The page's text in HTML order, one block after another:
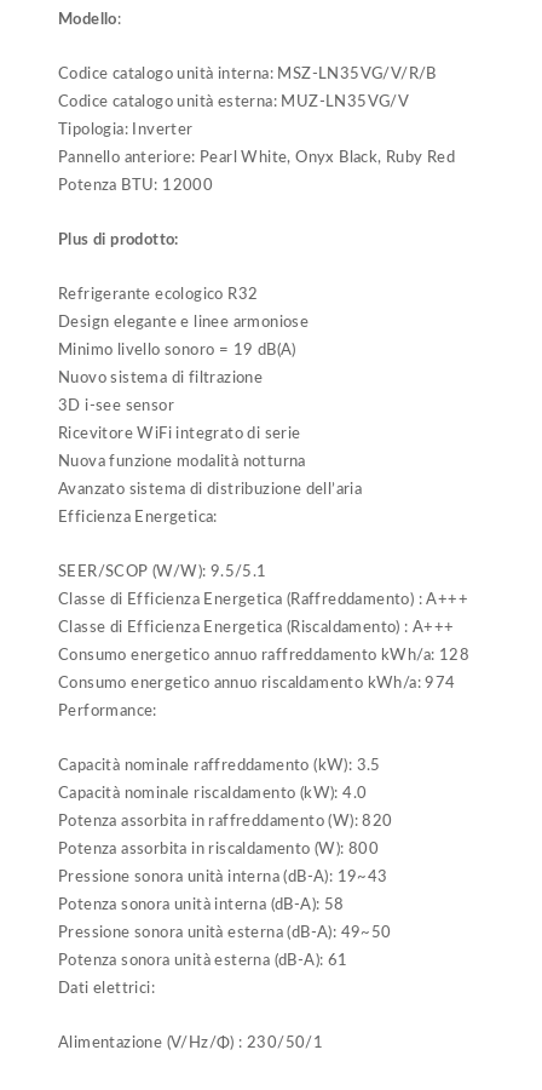
Modello:
Codice catalogo unità interna: MSZ-LN35VG/V/R/B
Codice catalogo unità esterna: MUZ-LN35VG/V
Tipologia: Inverter
Pannello anteriore: Pearl White, Onyx Black, Ruby Red
Potenza BTU: 12000
Plus di prodotto:
Refrigerante ecologico R32
Design elegante e linee armoniose
Minimo livello sonoro = 19 dB(A)
Nuovo sistema di filtrazione
3D i-see sensor
Ricevitore WiFi integrato di serie
Nuova funzione modalità notturna
Avanzato sistema di distribuzione dell’aria
Efficienza Energetica:
SEER/SCOP (W/W): 9.5/5.1
Classe di Efficienza Energetica (Raffreddamento) : A+++
Classe di Efficienza Energetica (Riscaldamento) : A+++
Consumo energetico annuo raffreddamento kWh/a: 128
Consumo energetico annuo riscaldamento kWh/a: 974
Performance:
Capacità nominale raffreddamento (kW): 3.5
Capacità nominale riscaldamento (kW): 4.0
Potenza assorbita in raffreddamento (W): 820
Potenza assorbita in riscaldamento (W): 800
Pressione sonora unità interna (dB-A): 19~43
Potenza sonora unità interna (dB-A): 58
Pressione sonora unità esterna (dB-A): 49~50
Potenza sonora unità esterna (dB-A): 61
Dati elettrici:
Alimentazione (V/Hz/Φ) : 230/50/1